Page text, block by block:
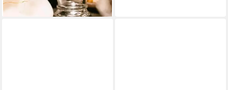
lieferbar - in 2-3 Werktagen bei dir